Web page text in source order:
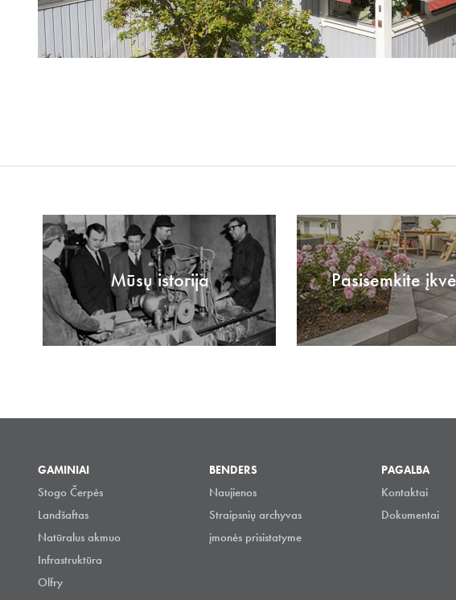
Mūsų istorija Pasisemkite
GAMINIAI
Stogo Čerpės
Landšaftas
Natūralus akmuo
Infrastruktūra
Olfry
BENDERS
Naujienos
Straipsnių archyvas
įmonės prisistatyme
PAGALBA
Kontaktai
Dokumentai